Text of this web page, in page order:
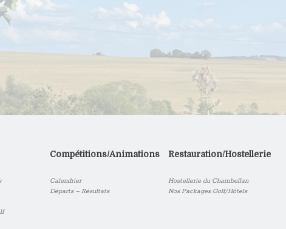
Compétitions/Animations
Calendrier
Départs – Résultats
Restauration/Hostellerie
Hostellerie du Chambellan
Nos Packages Golf/Hôtels